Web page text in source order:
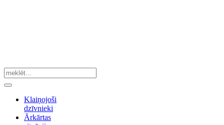
Klaiņojoši
dzīvnieki
Ārkārtas